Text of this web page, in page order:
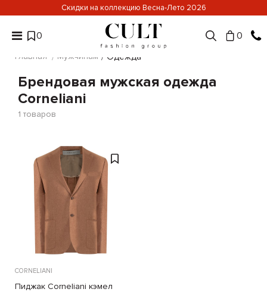
Скидки на коллекцию Весна-Лето 2026
0 0
Главная Мужчинам Одежда
Брендовая мужская одежда
Corneliani
1 товаров
CORNELIANI
Пиджак Corneliani кэмел